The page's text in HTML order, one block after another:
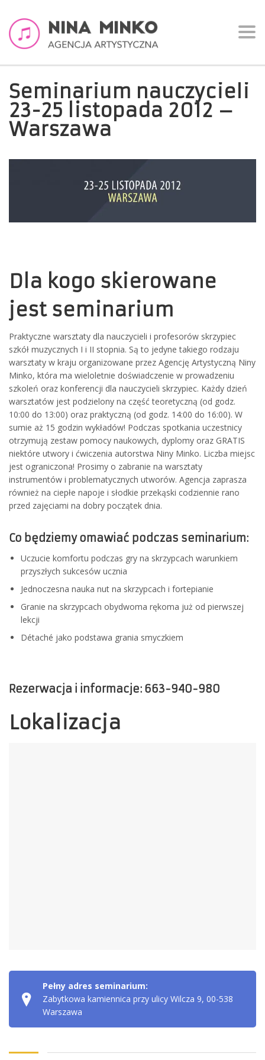
Seminarium nauczycieli
23-25 listopada 2012 –
Warszawa
Dla kogo skierowane
jest seminarium
Praktyczne warsztaty dla nauczycieli i profesorów skrzypiec
szkół muzycznych I i II stopnia. Są to jedyne takiego rodzaju
warsztaty w kraju organizowane przez Agencję Artystyczną Niny
Minko, która ma wieloletnie doświadczenie w prowadzeniu
szkoleń oraz konferencji dla nauczycieli skrzypiec. Każdy dzień
warsztatów jest podzielony na część teoretyczną (od godz.
10:00 do 13:00) oraz praktyczną (od godz. 14:00 do 16:00). W
sumie aż 15 godzin wykładów! Podczas spotkania uczestnicy
otrzymują zestaw pomocy naukowych, dyplomy oraz GRATIS
niektóre utwory i ćwiczenia autorstwa Niny Minko. Liczba miejsc
jest ograniczona! Prosimy o zabranie na warsztaty
instrumentów i problematycznych utworów. Agencja zaprasza
również na ciepłe napoje i słodkie przekąski codziennie rano
przed zajęciami na dobry początek dnia.
Co będziemy omawiać podczas seminarium:
Uczucie komfortu podczas gry na skrzypcach warunkiem
przyszłych sukcesów ucznia
Jednoczesna nauka nut na skrzypcach i fortepianie
Granie na skrzypcach obydwoma rękoma już od pierwszej
lekcji
Détaché jako podstawa grania smyczkiem
Rezerwacja i informacje: 663-940-980
Lokalizacja
Pełny adres seminarium:
Zabytkowa kamiennica przy ulicy Wilcza 9, 00-538
Warszawa